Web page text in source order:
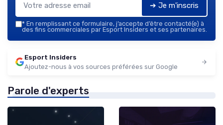
➔ Je m'inscris
* En remplissant ce formulaire, j’accepte d’être contacté(e) à
des fins commerciales par Esport Insiders et ses partenaires.
Esport Insiders
Ajoutez-nous à vos sources préférées sur Google
Parole d'experts